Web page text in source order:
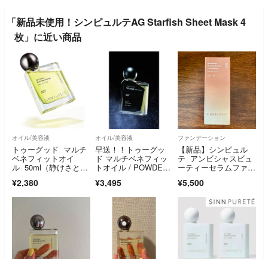
「新品未使用！シンピュルテAG Starfish Sheet Mask 4
枚」に近い商品
オイル/美容液
トゥーグッド マルチ
ベネフィットオイ
ル 50ml（静けさとエ
¥2,380
オイル/美容液
早送！！トゥーグッ
ド マルチベネフィッ
トオイル / POWDE
¥3,495
ファンデーション
【新品】シンピュル
テ アンビシャスビュ
ーティーセラムファン
¥5,500